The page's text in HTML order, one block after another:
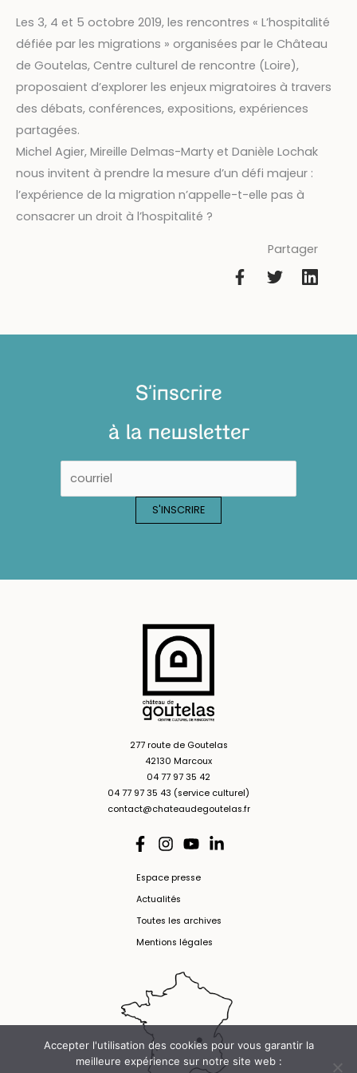
Les 3, 4 et 5 octobre 2019, les rencontres « L’hospitalité
défiée par les migrations » organisées par le Château
de Goutelas, Centre culturel de rencontre (Loire),
proposaient d’explorer les enjeux migratoires à travers
des débats, conférences, expositions, expériences
partagées.
Michel Agier, Mireille Delmas-Marty et Danièle Lochak
nous invitent à prendre la mesure d’un défi majeur :
l’expérience de la migration n’appelle-t-elle pas à
consacrer un droit à l’hospitalité ?
Partager
S'inscrire
à la newsletter
277 route de Goutelas
42130 Marcoux
04 77 97 35 42
04 77 97 35 43 (service culturel)
contact@chateaudegoutelas.fr
Espace presse
Actualités
Toutes les archives
Mentions légales
Accepter l'utilisation des cookies pour vous garantir la
meilleure expérience sur notre site web :